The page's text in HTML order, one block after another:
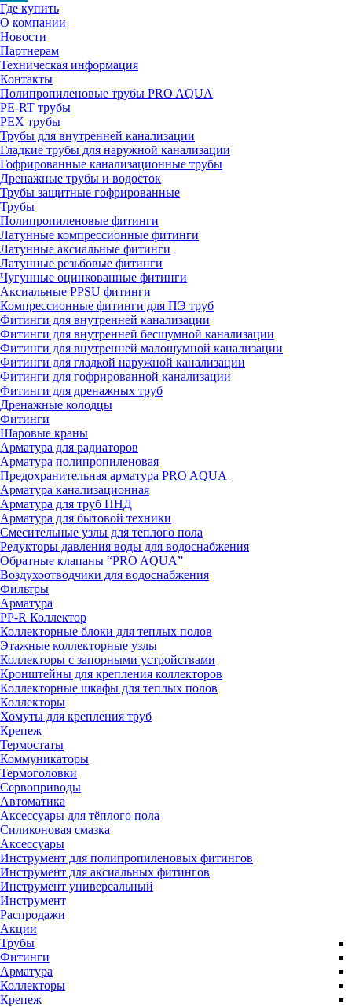
Где купить
О компании
Новости
Партнерам
Техническая информация
Контакты
Полипропиленовые трубы PRO AQUA
PE-RT трубы
PEX трубы
Трубы для внутренней канализации
Гладкие трубы для наружной канализации
Гофрированные канализационные трубы
Дренажные трубы и водосток
Трубы защитные гофрированные
Трубы
Полипропиленовые фитинги
Латунные компрессионные фитинги
Латунные аксиальные фитинги
Латунные резьбовые фитинги
Чугунные оцинкованные фитинги
Аксиальные PPSU фитинги
Компрессионные фитинги для ПЭ труб
Фитинги для внутренней канализации
Фитинги для внутренней бесшумной канализации
Фитинги для внутренней малошумной канализации
Фитинги для гладкой наружной канализации
Фитинги для гофрированной канализации
Фитинги для дренажных труб
Дренажные колодцы
Фитинги
Шаровые краны
Арматура для радиаторов
Арматура полипропиленовая
Предохранительная арматура PRO AQUA
Арматура канализационная
Арматура для труб ПНД
Арматура для бытовой техники
Смесительные узлы для теплого пола
Редукторы давления воды для водоснабжения
Обратные клапаны “PRO AQUA”
Воздухоотводчики для водоснабжения
Фильтры
Арматура
PP-R Коллектор
Коллекторные блоки для теплых полов
Этажные коллекторные узлы
Коллекторы с запорными устройствами
Кронштейны для крепления коллекторов
Коллекторные шкафы для теплых полов
Коллекторы
Хомуты для крепления труб
Крепеж
Термостаты
Коммуникаторы
Термоголовки
Сервоприводы
Автоматика
Аксессуары для тёплого пола
Силиконовая смазка
Аксессуары
Инструмент для полипропиленовых фитингов
Инструмент для аксиальных фитингов
Инструмент универсальный
Инструмент
Распродажи
Акции
Трубы
Фитинги
Арматура
Коллекторы
Крепеж